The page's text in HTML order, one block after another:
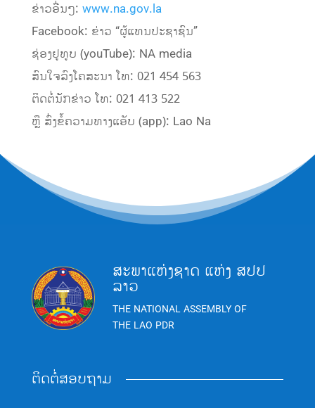
ຂ່າວອື່ນໆ: www.na.gov.la
Facebook: ຂ່າວ “ຜູ້ແທນປະຊາຊົນ”
ຊ່ອງຢູທູບ (youTube): NA media
ສົນໃຈລົງໂຄສະນາ ໂທ: 021 454 563
ຕິດຕໍ່ນັກຂ່າວ ໂທ: 021 413 522
ຫຼື ສົ່ງຂໍ້ຄວາມທາງແອັບ (app): Lao Na
ສະພາແຫ່ງຊາດ ແຫ່ງ ສປປ
ລາວ
THE NATIONAL ASSEMBLY OF
THE LAO PDR
ຕິດຕໍ່ສອບຖາມ